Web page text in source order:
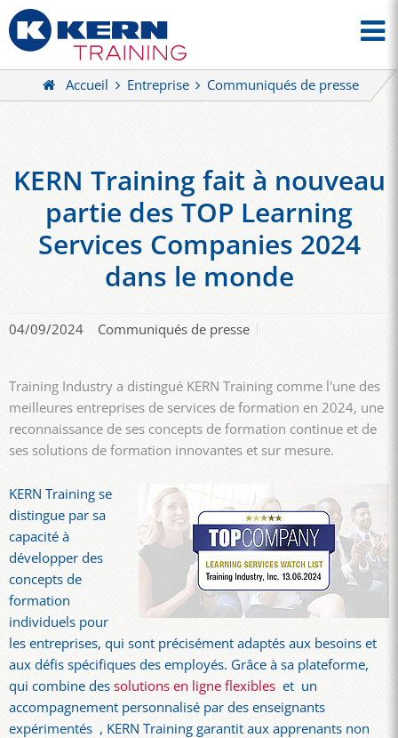
Accueil Entreprise Communiqués de presse
KERN Training fait à nouveau
partie des TOP Learning
Services Companies 2024
dans le monde
04/09/2024 Communiqués de presse
Training Industry a distingué KERN Training comme l'une des
meilleures entreprises de services de formation en 2024, une
reconnaissance de ses concepts de formation continue et de
ses solutions de formation innovantes et sur mesure.
KERN Training se
distingue par sa
capacité à
développer des
concepts de
formation
individuels pour
les entreprises, qui sont précisément adaptés aux besoins et
aux défis spécifiques des employés. Grâce à sa plateforme,
qui combine dessolutions en ligne flexibles et un
accompagnement personnalisé par des enseignants
expérimentés , KERN Training garantit aux apprenants non